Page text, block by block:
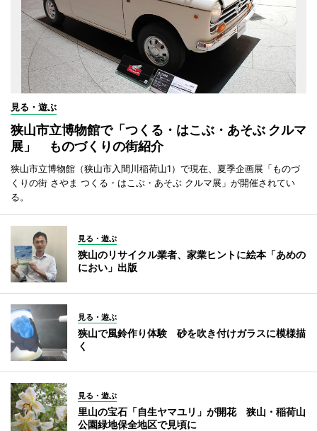
見る・遊ぶ
狭山市立博物館で「つくる・はこぶ・あそぶ クルマ
展」 ものづくりの街紹介
狭山市立博物館（狭山市入間川稲荷山1）で現在、夏季企画展「ものづ
くりの街 さやま つくる・はこぶ・あそぶ クルマ展」が開催されてい
る。
見る・遊ぶ
狭山のリサイクル業者、家業ヒントに絵本「あめの
におい」出版
見る・遊ぶ
狭山で風鈴作り体験 砂を吹き付けガラスに模様描
く
見る・遊ぶ
里山の宝石「自生ヤマユリ」が開花 狭山・稲荷山
公園緑地保全地区で見頃に